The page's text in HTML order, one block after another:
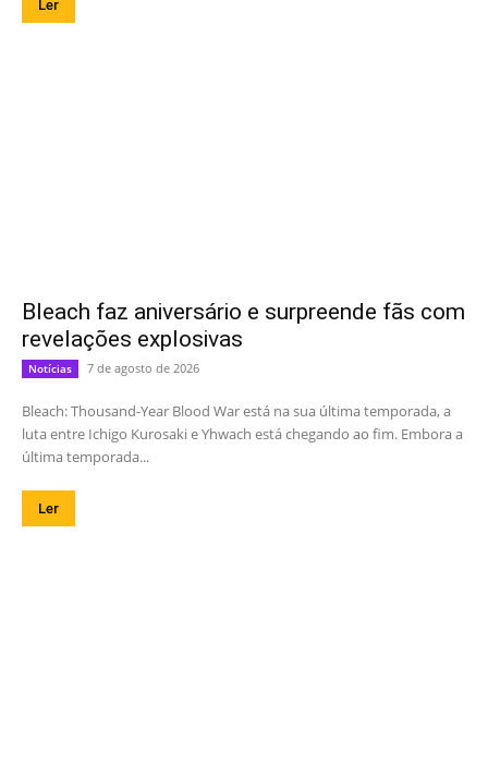
Ler
Bleach faz aniversário e surpreende fãs com
revelações explosivas
Notícias 7 de agosto de 2026
Bleach: Thousand-Year Blood War está na sua última temporada, a
luta entre Ichigo Kurosaki e Yhwach está chegando ao fim. Embora a
última temporada...
Ler